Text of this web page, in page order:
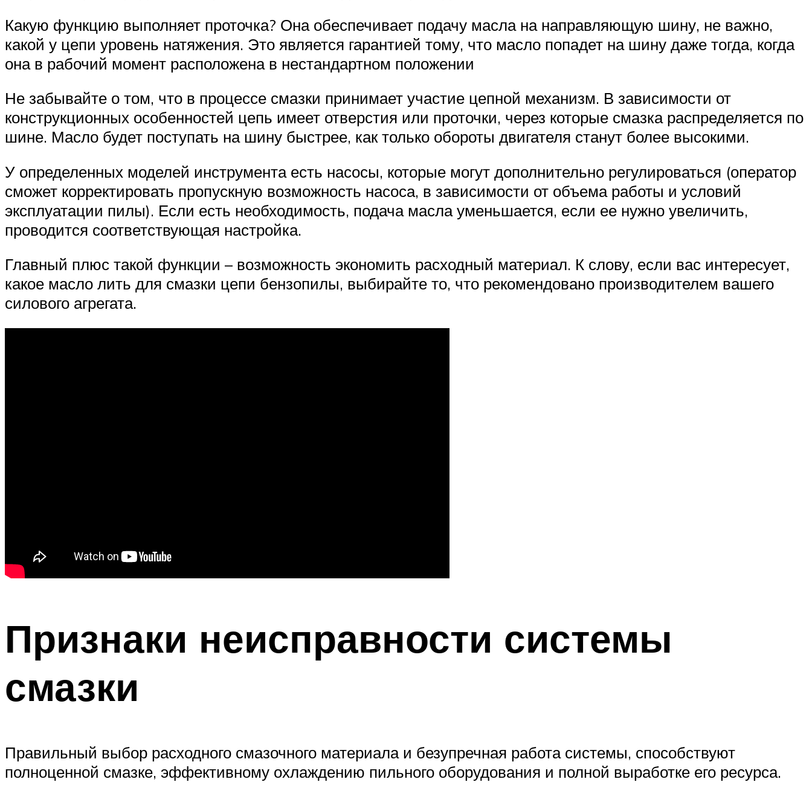
Какую функцию выполняет проточка? Она обеспечивает подачу масла на направляющую шину, не важно,
какой у цепи уровень натяжения. Это является гарантией тому, что масло попадет на шину даже тогда, когда
она в рабочий момент расположена в нестандартном положении
Не забывайте о том, что в процессе смазки принимает участие цепной механизм. В зависимости от
конструкционных особенностей цепь имеет отверстия или проточки, через которые смазка распределяется по
шине. Масло будет поступать на шину быстрее, как только обороты двигателя станут более высокими.
У определенных моделей инструмента есть насосы, которые могут дополнительно регулироваться (оператор
сможет корректировать пропускную возможность насоса, в зависимости от объема работы и условий
эксплуатации пилы). Если есть необходимость, подача масла уменьшается, если ее нужно увеличить,
проводится соответствующая настройка.
Главный плюс такой функции – возможность экономить расходный материал. К слову, если вас интересует,
какое масло лить для смазки цепи бензопилы, выбирайте то, что рекомендовано производителем вашего
силового агрегата.
Признаки неисправности системы
смазки
Правильный выбор расходного смазочного материала и безупречная работа системы, способствуют
полноценной смазке, эффективному охлаждению пильного оборудования и полной выработке его ресурса.